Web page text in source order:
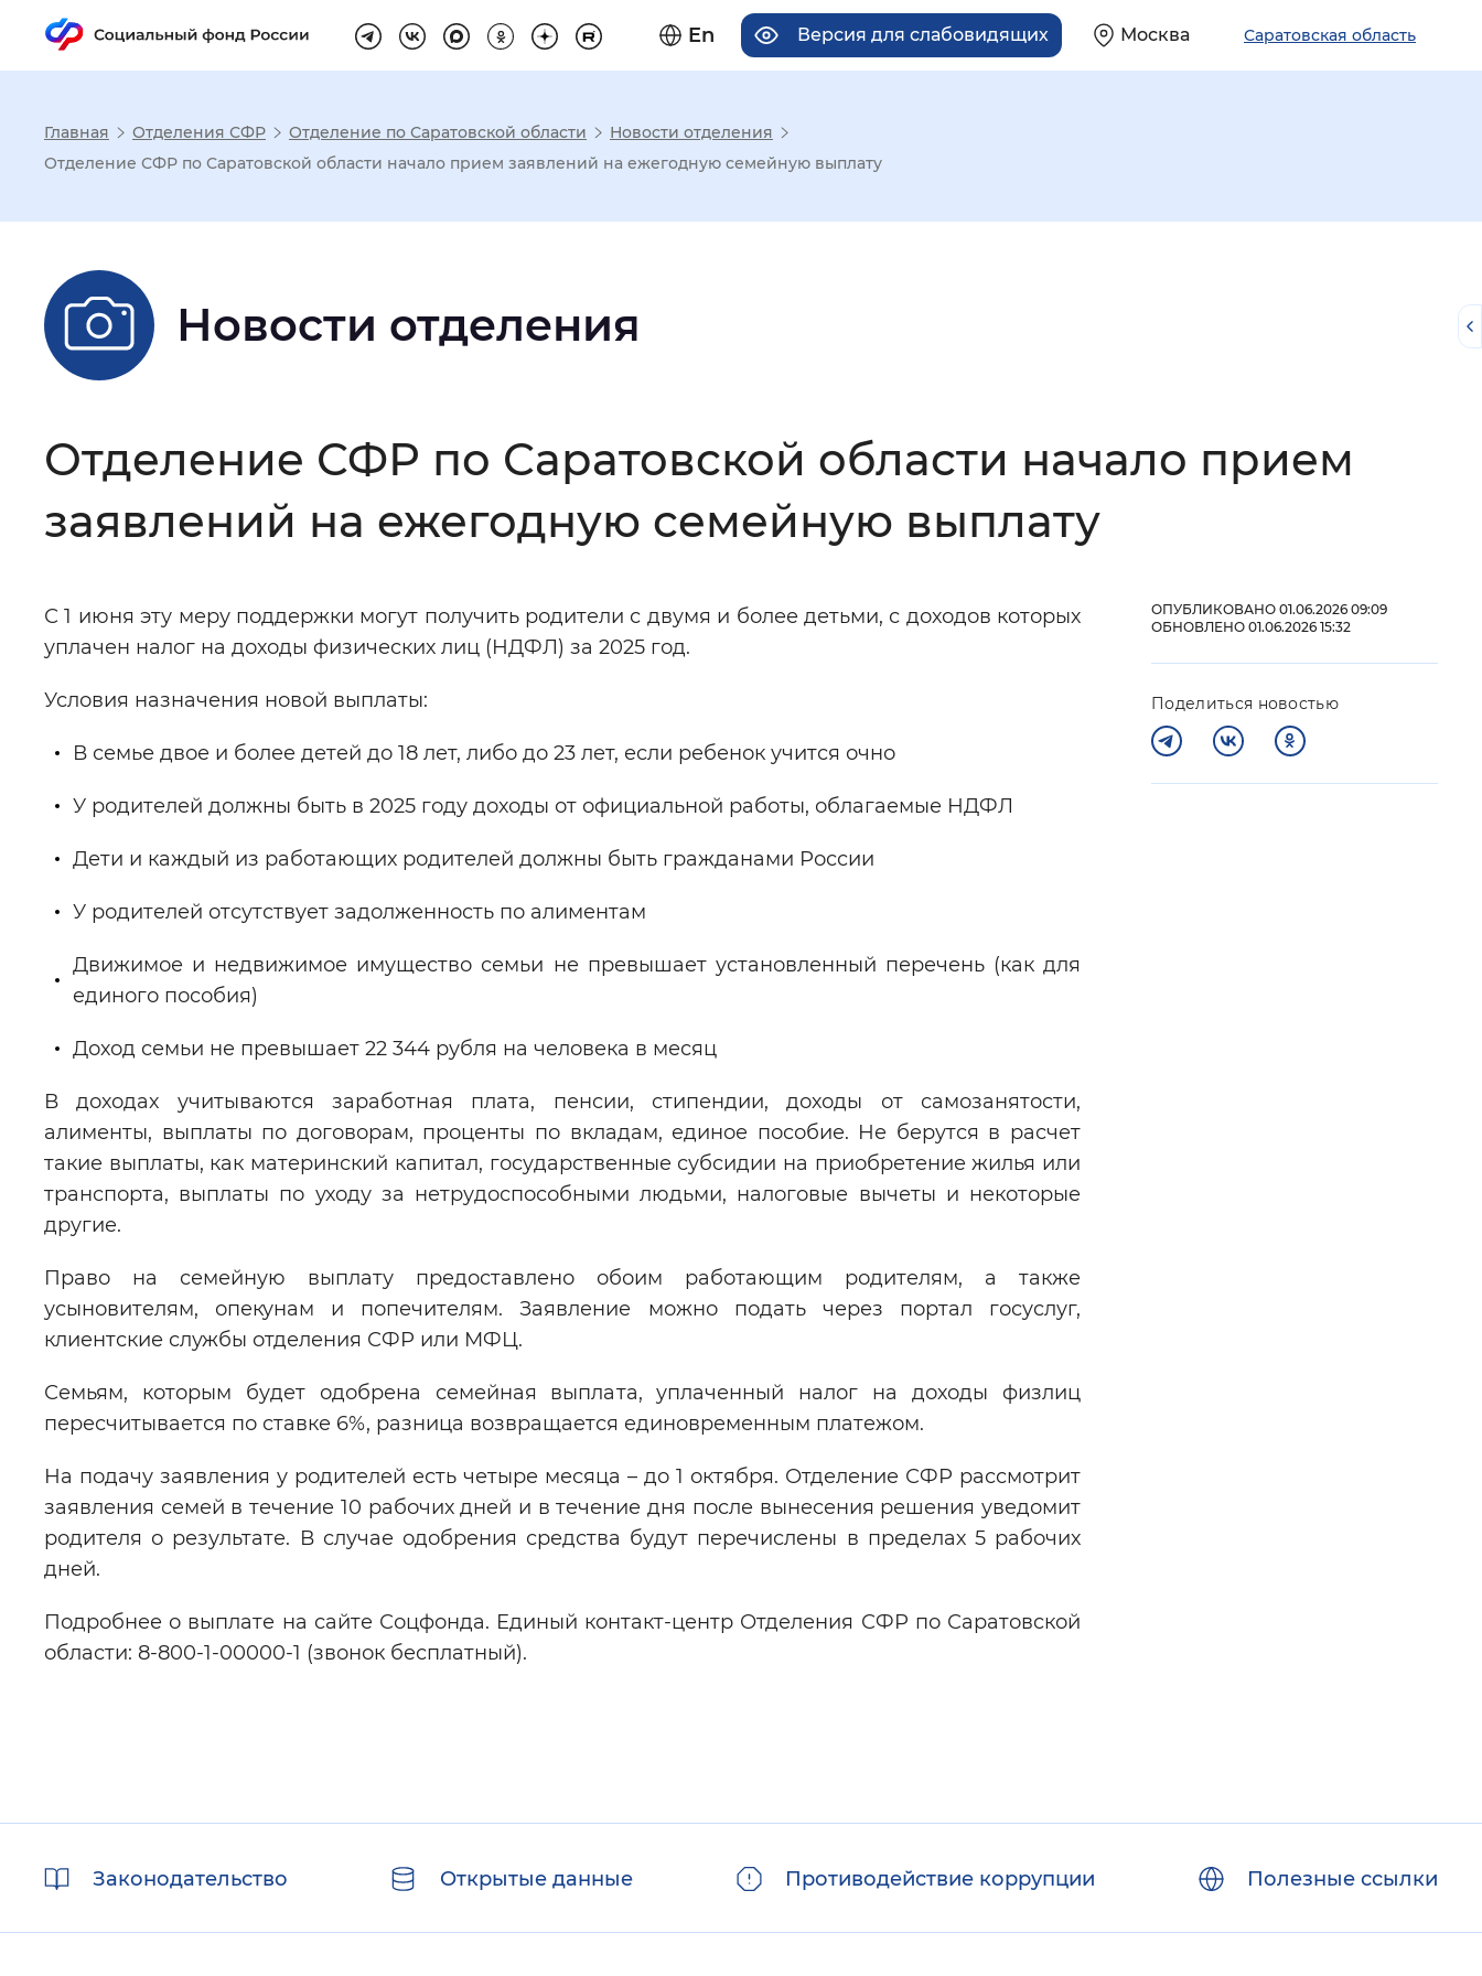
En Версия для слабовидящих Москва Саратовская область
Настройка режима отображения
Шрифт: Без засечек С засечками
Интервал между буквами Увеличенный
Цвет сайта: Монохромный Инверсивный монохромный Синий фон
Изображения: Включены Выключены
Звуковой ассистент: Воспроизвести
Главная Отделения СФР Отделение по Саратовской области
Новости отделения
Отделение СФР по Саратовской области начало прием заявлений на ежегодную семейную выплату
Новости отделения
Отделение СФР по Саратовской области начало прием
заявлений на ежегодную семейную выплату
С 1 июня эту меру поддержки могут получить родители с двумя и более детьми, с доходов которых
уплачен налог на доходы физических лиц (НДФЛ) за 2025 год.
Условия назначения новой выплаты:
В семье двое и более детей до 18 лет, либо до 23 лет, если ребенок учится очно
У родителей должны быть в 2025 году доходы от официальной работы, облагаемые НДФЛ
Дети и каждый из работающих родителей должны быть гражданами России
У родителей отсутствует задолженность по алиментам
Движимое и недвижимое имущество семьи не превышает установленный перечень (как для
единого пособия)
Доход семьи не превышает 22 344 рубля на человека в месяц
В доходах учитываются заработная плата, пенсии, стипендии, доходы от самозанятости,
алименты, выплаты по договорам, проценты по вкладам, единое пособие. Не берутся в расчет
такие выплаты, как материнский капитал, государственные субсидии на приобретение жилья или
транспорта, выплаты по уходу за нетрудоспособными людьми, налоговые вычеты и некоторые
другие.
Право на семейную выплату предоставлено обоим работающим родителям, а также
усыновителям, опекунам и попечителям. Заявление можно подать через портал госуслуг,
клиентские службы отделения СФР или МФЦ.
Семьям, которым будет одобрена семейная выплата, уплаченный налог на доходы физлиц
пересчитывается по ставке 6%, разница возвращается единовременным платежом.
На подачу заявления у родителей есть четыре месяца – до 1 октября. Отделение СФР рассмотрит
заявления семей в течение 10 рабочих дней и в течение дня после вынесения решения уведомит
родителя о результате. В случае одобрения средства будут перечислены в пределах 5 рабочих
дней.
Подробнее о выплате на сайте Соцфонда. Единый контакт-центр Отделения СФР по Саратовской
области: 8-800-1-00000-1 (звонок бесплатный).
ОПУБЛИКОВАНО 01.06.2026 09:09
ОБНОВЛЕНО 01.06.2026 15:32
Поделиться новостью
ссылкиЗаконодательство Открытые данные Противодействие коррупции Полезные ссылки